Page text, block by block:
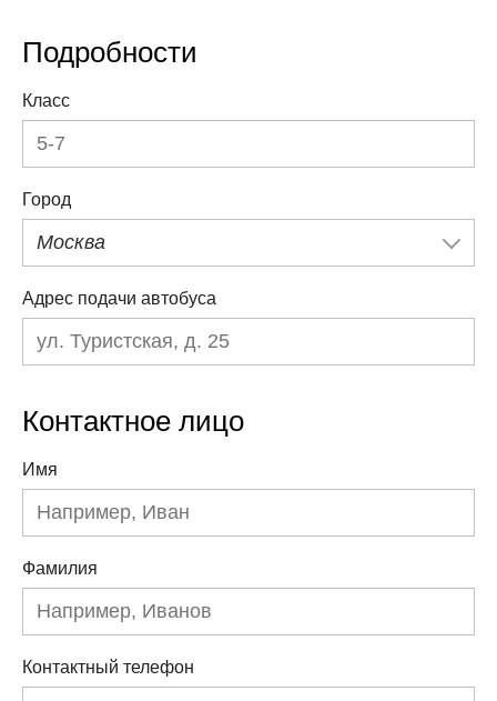
Подробности
Класс
Город
Москва
Адрес подачи автобуса
Контактное лицо
Имя
Фамилия
Контактный телефон